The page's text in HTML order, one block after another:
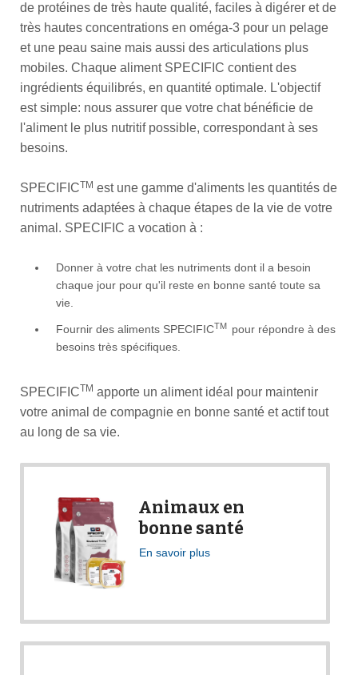
de protéines de très haute qualité, faciles à digérer et de
très hautes concentrations en oméga-3 pour un pelage
et une peau saine mais aussi des articulations plus
mobiles. Chaque aliment SPECIFIC contient des
ingrédients équilibrés, en quantité optimale. L'objectif
est simple: nous assurer que votre chat bénéficie de
l'aliment le plus nutritif possible, correspondant à ses
besoins.
SPECIFICTM est une gamme d'aliments les quantités de
nutriments adaptées à chaque étapes de la vie de votre
animal. SPECIFIC a vocation à :
Donner à votre chat les nutriments dont il a besoin
chaque jour pour qu'il reste en bonne santé toute sa
vie.
Fournir des aliments SPECIFICTM pour répondre à des
besoins très spécifiques.
SPECIFICTM apporte un aliment idéal pour maintenir
votre animal de compagnie en bonne santé et actif tout
au long de sa vie.
Animaux en
bonne santé
En savoir plus